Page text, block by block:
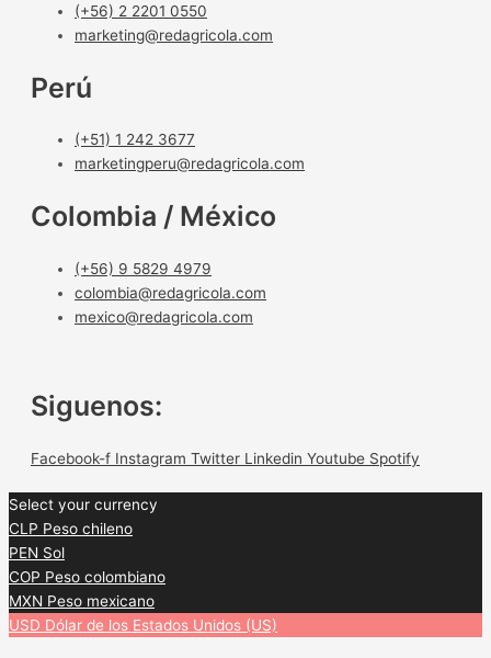
(+56) 2 2201 0550
marketing@redagricola.com
Perú
(+51) 1 242 3677
marketingperu@redagricola.com
Colombia / México
(+56) 9 5829 4979
colombia@redagricola.com
mexico@redagricola.com
Siguenos:
Facebook-f Instagram Twitter Linkedin Youtube Spotify
Select your currency
CLP Peso chileno
PEN Sol
COP Peso colombiano
MXN Peso mexicano
USD Dólar de los Estados Unidos (US)